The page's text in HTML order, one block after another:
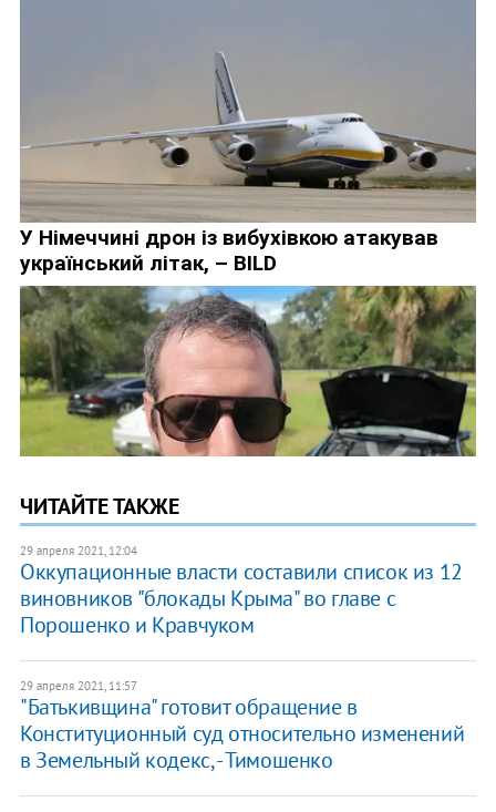
ЧИТАЙТЕ ТАКЖЕ
29 апреля 2021, 12:04
Оккупационные власти составили список из 12
виновников "блокады Крыма" во главе с
Порошенко и Кравчуком
29 апреля 2021, 11:57
"Батькивщина" готовит обращение в
Конституционный суд относительно изменений
в Земельный кодекс, - Тимошенко